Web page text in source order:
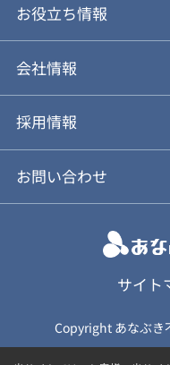
仲介と買取のメリット
動画やパンフレットで
購入前も後も安心サポ
お気に入り
お役立ち情報
不動産Q&A
アルファジャーナル
会社情報
会社概要
スタッフ紹介
個人情報保護方針
カスタマーハラスメ
保険募集（勧誘）方針
採用情報
新卒採用について
キャリア採用について
応募に関する個人情
お問い合わせ
サイト
Copyright あなぶき